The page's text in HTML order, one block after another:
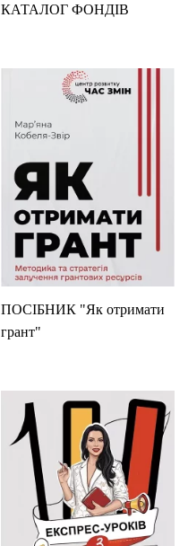
КАТАЛОГ ФОНДІВ
ПОСІБНИК "Як отримати
грант"